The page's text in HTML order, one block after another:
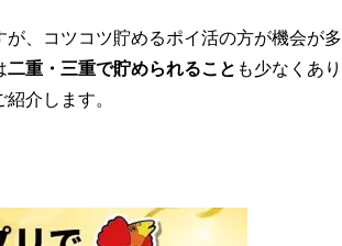
、コツコツ貯めるポイ活の方が機会が多
二重・三重で貯められること も少なくあり
紹介します。